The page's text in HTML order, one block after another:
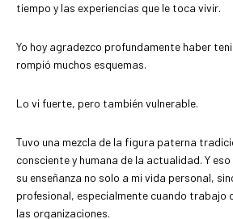
tiempo y las experiencias que le toca vivir.
Yo hoy agradezco profundamente haber
rompió muchos esquemas.
Lo vi fuerte, pero también vulnerable.
Tuvo una mezcla de la figura paterna
consciente y humana de la actualidad. Y
su enseñanza no solo a mi vida personal,
profesional, especialmente cuando trabajo
las organizaciones.